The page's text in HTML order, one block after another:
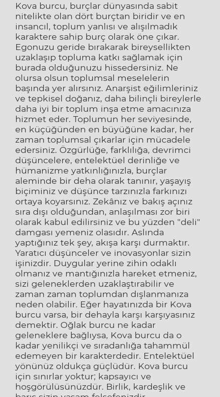
Kova burcu, burçlar dünyasında sabit
nitelikte olan dört burçtan biridir ve en
insancıl, toplum yanlısı ve alışılmadık
karaktere sahip burç olarak öne çıkar.
Egonuzu geride bırakarak bireysellikten
uzaklaşıp topluma katkı sağlamak için
burada olduğunuzu hissedersiniz. Ne
olursa olsun toplumsal meselelerin
başında yer alırsınız. Anarşist eğilimleriniz
ve tepkisel doğanız, daha bilinçli bireylerle
daha iyi bir toplum inşa etme amacınıza
hizmet eder. Toplumun her seviyesinde,
en küçüğünden en büyüğüne kadar, her
zaman toplumsal çıkarlar için mücadele
edersiniz. Özgürlüğe, farklılığa, devrimci
düşüncelere, entelektüel derinliğe ve
hümanizme yatkınlığınızla, burçlar
aleminde bir deha olarak tanınır, yaşayış
biçiminiz ve düşünce tarzınızla farkınızı
ortaya koyarsınız. Zekânız ve bakış açınız
sıra dışı olduğundan, anlaşılması zor biri
olarak kabul edilirsiniz ve bu yüzden "deli"
damgası yemeniz olasıdır. Aslında
yaptığınız tek şey, akışa karşı durmaktır.
Yaratıcı düşünceler ve inovasyonlar sizin
işinizdir. Duygular yerine zihin odaklı
olmanız ve mantığınızla hareket etmeniz,
sizi geleneklerden uzaklaştırabilir ve
zaman zaman toplumdan dışlanmanıza
neden olabilir. Eğer hayatınızda bir Kova
burcu varsa, bir dehayla karşı karşıyasınız
demektir. Oğlak burcu ne kadar
geleneklere bağlıysa, Kova burcu da o
kadar yenilikçi ve sıradanlığa tahammül
edemeyen bir karakterdedir. Entelektüel
yönünüz oldukça güçlüdür. Kova burcu
için sınırlar yoktur; kapsayıcı ve
hoşgörülüsünüzdür. Birlik, kardeşlik ve